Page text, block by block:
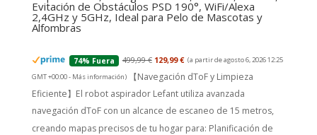
Evitación de Obstáculos PSD 190°, WiFi/Alexa
2,4GHz y 5GHz, Ideal para Pelo de Mascotas y
Alfombras
74% Fuera 499,99 € 129,99 € (a partir de agosto 6, 2026 12:25
GMT +00:00 - Más información)
【Navegación dToF y Limpieza
Eficiente】El robot aspirador Lefant utiliza avanzada
navegación dToF con un alcance de escaneo de 15 metros,
creando mapas precisos de tu hogar para: Planificación de